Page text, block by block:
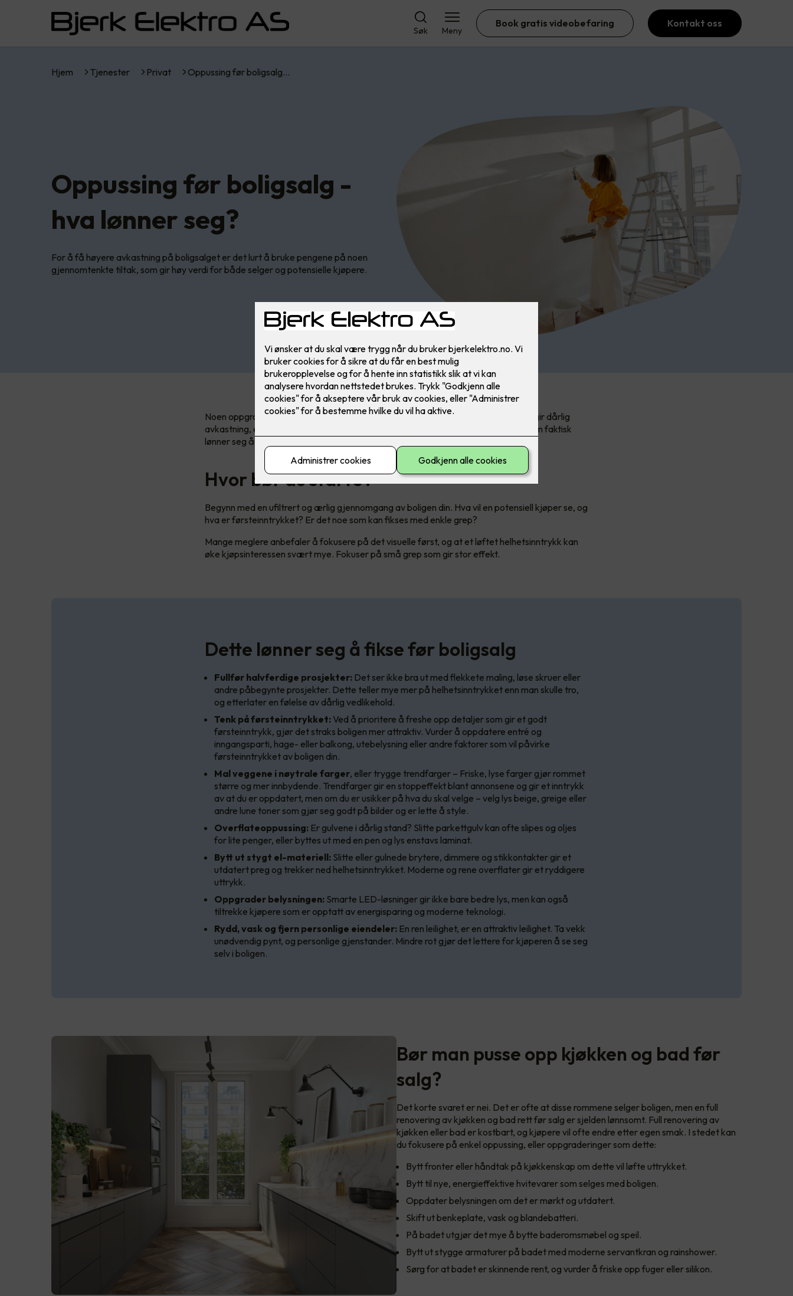
Søk Meny
Book gratis videobefaring Kontakt oss
Hjem Tjenester Privat Oppussing før boligsalg…
Oppussing før boligsalg -
hva lønner seg?
For å få høyere avkastning på boligsalget er det lurt å bruke pengene på noen
gjennomtenkte tiltak, som gir høy verdi for både selger og potensielle kjøpere.
Noen oppgraderinger kan gi deg langt høyere salgspris, mens andre investeringer gir dårlig
avkastning, eller til og med rent tap. Vi har samlet noen viktige tips og råd til hva som faktisk
lønner seg å gjøre før et boligsalg.
Hvor bør du starte?
Begynn med en ufiltrert og ærlig gjennomgang av boligen din. Hva vil en potensiell kjøper se, og
hva er førsteinntrykket? Er det noe som kan fikses med enkle grep?
Mange meglere anbefaler å fokusere på det visuelle først, og at et løftet helhetsinntrykk kan
øke kjøpsinteressen svært mye. Fokuser på små grep som gir stor effekt.
Dette lønner seg å fikse før boligsalg
Fullfør halvferdige prosjekter: Det ser ikke bra ut med flekkete maling, løse skruer eller
andre påbegynte prosjekter. Dette teller mye mer på helhetsinntrykket enn man skulle tro,
og etterlater en følelse av dårlig vedlikehold.
Tenk på førsteinntrykket: Ved å prioritere å freshe opp detaljer som gir et godt
førsteinntrykk, gjør det straks boligen mer attraktiv. Vurder å oppdatere entré og
inngangsparti, hage- eller balkong, utebelysning eller andre faktorer som vil påvirke
førsteinntrykket av boligen din.
Mal veggene i nøytrale farger, eller trygge trendfarger – Friske, lyse farger gjør rommet
større og mer innbydende. Trendfarger gir en stoppeffekt blant annonsene og gir et inntrykk
av at du er oppdatert, men om du er usikker på hva du skal velge – velg lys beige, greige eller
andre lune toner som gjør seg godt på bilder og er lette å style.
Overflateoppussing: Er gulvene i dårlig stand? Slitte parkettgulv kan ofte slipes og oljes
for lite penger, eller byttes ut med en pen og lys enstavs laminat.
Bytt ut stygt el-materiell: Slitte eller gulnede brytere, dimmere og stikkontakter gir et
utdatert preg og trekker ned helhetsinntrykket. Moderne og rene overflater gir et ryddigere
uttrykk.
Oppgrader belysningen: Smarte LED-løsninger gir ikke bare bedre lys, men kan også
tiltrekke kjøpere som er opptatt av energisparing og moderne teknologi.
Rydd, vask og fjern personlige eiendeler: En ren leilighet, er en attraktiv leilighet. Ta vekk
unødvendig pynt, og personlige gjenstander. Mindre rot gjør det lettere for kjøperen å se seg
selv i boligen.
Bør man pusse opp kjøkken og bad før
salg?
Det korte svaret er nei. Det er ofte at disse rommene selger boligen, men en full
renovering av kjøkken og bad rett før salg er sjelden lønnsomt. Full renovering av
kjøkken eller bad er kostbart, og kjøpere vil ofte endre etter egen smak. I stedet kan
du fokusere på enkel oppussing, eller oppgraderinger som dette:
Bytt fronter eller håndtak på kjøkkenskap om dette vil løfte uttrykket.
Bytt til nye, energieffektive hvitevarer som selges med boligen.
Oppdater belysningen om det er mørkt og utdatert.
Skift ut benkeplate, vask og blandebatteri.
På badet utgjør det mye å bytte baderomsmøbel og speil.
Bytt ut stygge armaturer på badet med moderne servantkran og rainshower.
Sørg for at badet er skinnende rent, og vurder å friske opp fuger eller silikon.